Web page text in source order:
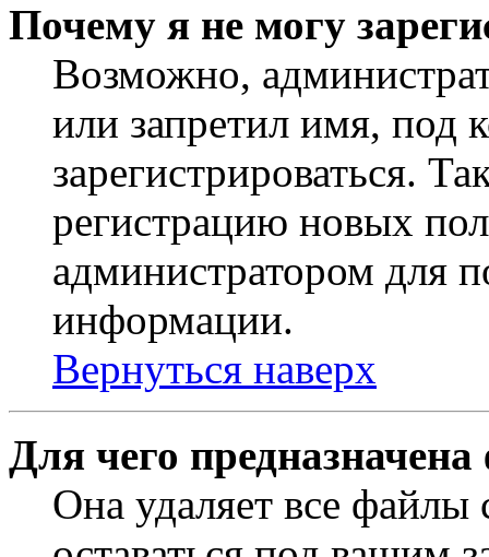
Почему я не могу
Возможно,
или запретил имя, под
зарегистрироваться.
регистрацию новых
администратором для
информации.
Вернуться наверх
Для чего
Она удаляет все файлы